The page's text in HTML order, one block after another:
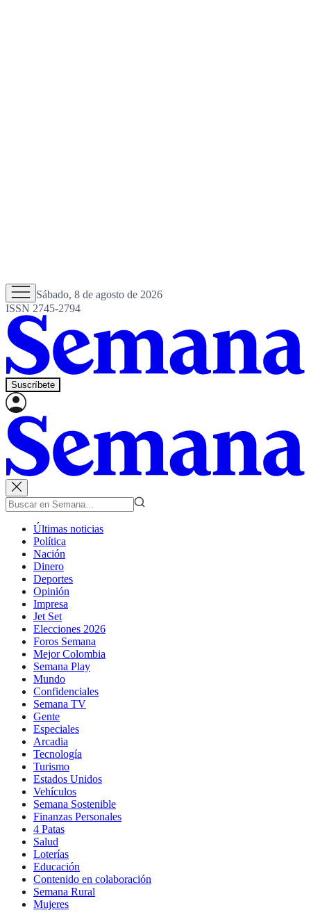
Sábado, 8 de agosto de 2026
ISSN 2745-2794
Suscríbete
Últimas noticias
Política
Nación
Dinero
Deportes
Opinión
Impresa
Jet Set
Elecciones 2026
Foros Semana
Mejor Colombia
Semana Play
Mundo
Confidenciales
Semana TV
Gente
Especiales
Arcadia
Tecnología
Turismo
Estados Unidos
Vehículos
Semana Sostenible
Finanzas Personales
4 Patas
Salud
Loterías
Educación
Contenido en colaboración
Semana Rural
Mujeres